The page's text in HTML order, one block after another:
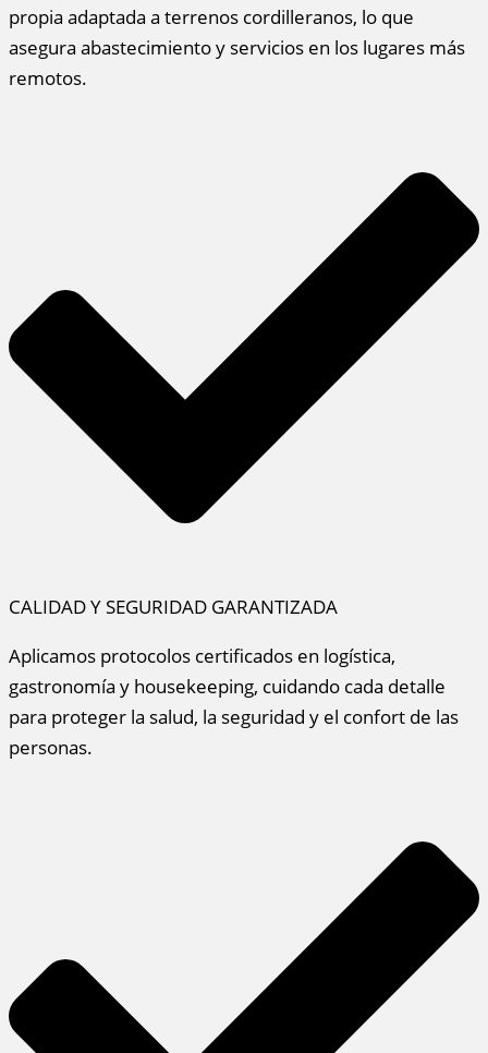
propia adaptada a terrenos cordilleranos, lo que
asegura abastecimiento y servicios en los lugares más
remotos.
CALIDAD Y SEGURIDAD GARANTIZADA
Aplicamos protocolos certificados en logística,
gastronomía y housekeeping, cuidando cada detalle
para proteger la salud, la seguridad y el confort de las
personas.